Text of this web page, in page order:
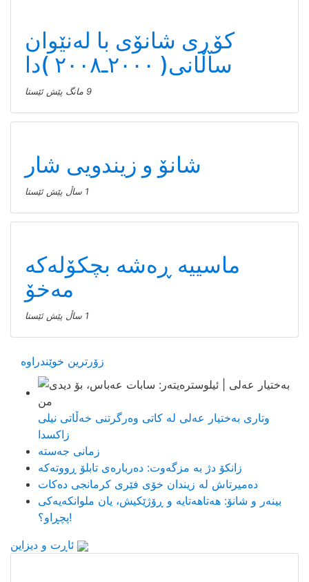
کۆڕی شانۆی با لەنێوان
ساڵانی( ٢٠٠٠ـ٢٠٠٨ )دا
9 مانگ پێش ئێستا
شانۆ و زیندویی شار
1 ساڵ پێش ئێستا
ماسییه ڕەشە بچکۆلەکە
مەخۆ
1 ساڵ پێش ئێستا
زۆرترین خوێندراوە
وتاری بەختیار عەلی لە کاتی وەرگرتنی خەڵاتی نیلی
زاکسدا
زمانی جەستە
زانکۆ دژ بە مزگەوت: دەربارەى تابلۆ ڕووتەکە
ده‌میرتاش له‌ زیندان خۆی فێری كرمانجی ده‌كات
بینەر و شانۆ: هەتاھەتایە و ڕۆژێکیش، یان ملوانکەیەکی
پچڕاو؟!